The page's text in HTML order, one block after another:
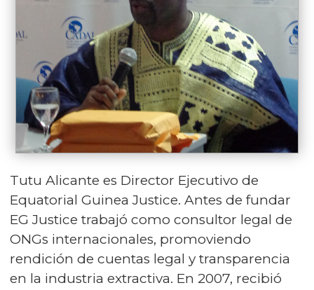
Tutu Alicante es Director Ejecutivo de
Equatorial Guinea Justice. Antes de fundar
EG Justice trabajó como consultor legal de
ONGs internacionales, promoviendo
rendición de cuentas legal y transparencia
en la industria extractiva. En 2007, recibió